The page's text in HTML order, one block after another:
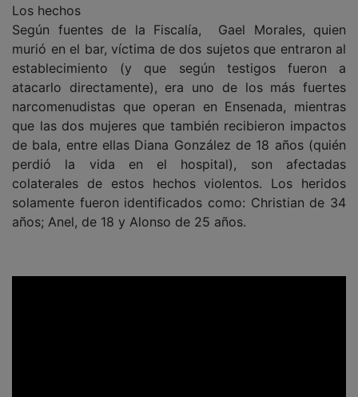
Los hechos
Según fuentes de la Fiscalía, Gael Morales, quien
murió en el bar, víctima de dos sujetos que entraron al
establecimiento (y que según testigos fueron a
atacarlo directamente), era uno de los más fuertes
narcomenudistas que operan en Ensenada, mientras
que las dos mujeres que también recibieron impactos
de bala, entre ellas Diana González de 18 años (quién
perdió la vida en el hospital), son afectadas
colaterales de estos hechos violentos. Los heridos
solamente fueron identificados como: Christian de 34
años; Anel, de 18 y Alonso de 25 años.